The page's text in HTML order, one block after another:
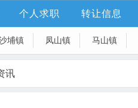
个人求职 转让信息
埔镇 凤山镇 马山镇
讯